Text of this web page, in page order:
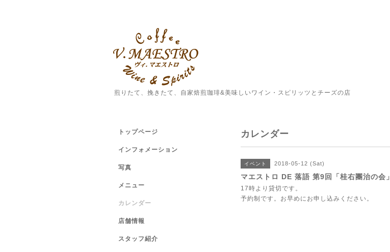
煎りたて、挽きたて、自家焙煎珈琲&美味しいワイン・スピリッツとチーズの店
カレンダー
イベント 2018-05-12 (Sat)
マエストロ DE 落語 第9回「桂右團治の会」
17時より貸切です。
予約制です。お早めにお申し込みください。
トップページ
インフォメーション
写真
メニュー
カレンダー
店舗情報
スタッフ紹介